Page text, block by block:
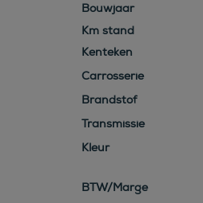
Bouwjaar
Kenteken
Carrosserie
Brandstof
Transmissie
Kleur
BTW/Marge